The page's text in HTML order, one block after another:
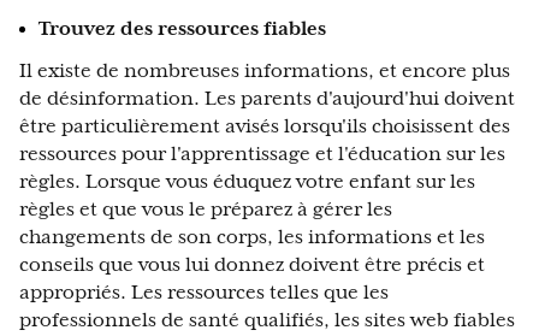
Trouvez des ressources fiables
Il existe de nombreuses informations, et encore plus
de désinformation. Les parents d'aujourd'hui doivent
être particulièrement avisés lorsqu'ils choisissent des
ressources pour l'apprentissage et l'éducation sur les
règles. Lorsque vous éduquez votre enfant sur les
règles et que vous le préparez à gérer les
changements de son corps, les informations et les
conseils que vous lui donnez doivent être précis et
appropriés. Les ressources telles que les
professionnels de santé qualifiés, les sites web fiables